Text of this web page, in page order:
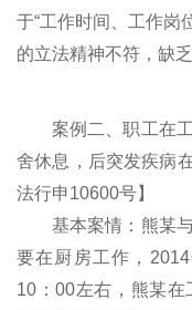
于“工作时间、工作岗
的立法精神不符，缺
案例二、职工在工
舍休息，后突发疾病
法行申10600号】
基本案情：熊某与
要在厨房工作，
10：00左右，熊某